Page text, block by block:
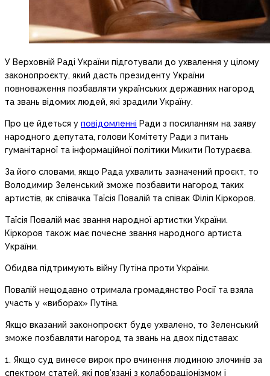
У Верховній Раді України підготували до ухвалення у цілому
законопроєкту, який дасть президенту України
повноваження позбавляти українських державних нагород
та звань відомих людей, які зрадили Україну.
Про це йдеться у повідомленні Ради з посиланням на заяву
народного депутата, голови Комітету Ради з питань
гуманітарної та інформаційної політики Микити Потураєва.
За його словами, якщо Рада ухвалить зазначений проєкт, то
Володимир Зеленський зможе позбавити нагород таких
артистів, як співачка Таїсія Повалій та співак Філіп Кіркоров.
Таїсія Повалій має звання народної артистки України.
Кіркоров також має почесне звання народного артиста
України.
Обидва підтримують війну Путіна проти України.
Повалій нещодавно отримала громадянство Росії та взяла
участь у «виборах» Путіна.
Якщо вказаний законопроєкт буде ухвалено, то Зеленський
зможе позбавляти нагород та звань на двох підставах:
1. Якщо суд винесе вирок про вчинення людиною злочинів за
спектром статей, які пов’язані з колабораціонізмом і